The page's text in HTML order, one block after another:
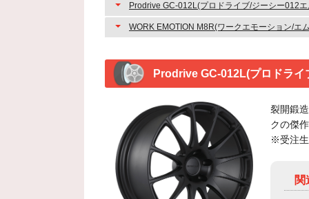
Prodrive GC-012L(プロドライブ/ジーシー012
Prodrive GC-012L(プロドライ
裂開鍛
クの傑
※受注
関